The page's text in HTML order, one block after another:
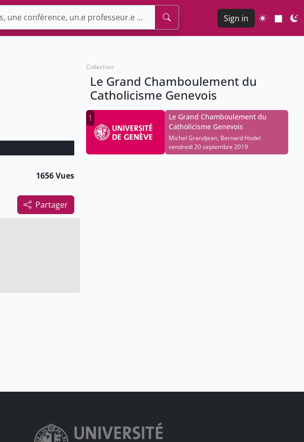
Sign in
1656 Vues
Partager
Collection
Le Grand Chamboulement du
Catholicisme Genevois
1
Le Grand Chamboulement du
Catholicisme Genevois
Michel Grandjean, Bernard Hodel
vendredi 20 septembre 2019